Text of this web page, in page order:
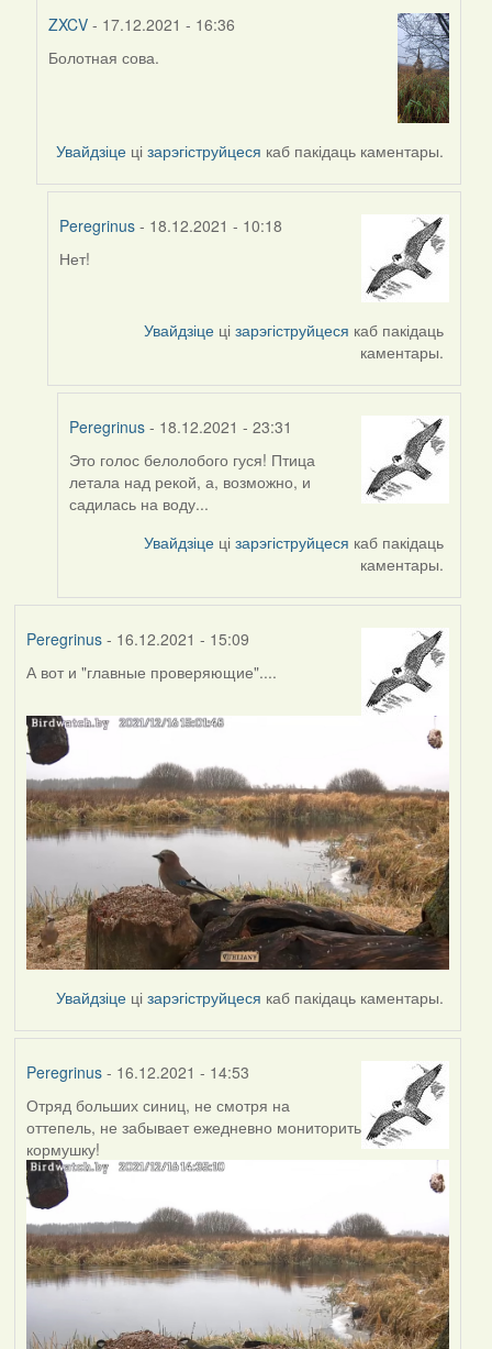
ZXCV - 17.12.2021 - 16:36
In
Peregrinus
Болотная сова.
Увайдзіце цізарэгіструйцеся каб пакідаць каментары.
Peregrinus- 18.12.2021 - 10:18
In
Нет!
Увайдзіце цізарэгіструйцеся каб пакідаць
каментары.
Peregrinus - 18.12.2021 - 23:31
In
reply
to
Это голос белолобого гуся! Птица
летала над рекой, а, возможно, и
садилась на воду...
Увайдзіце цізарэгіструйцеся каб пакідаць
каментары.
Peregrinus- 16.12.2021 - 15:09
А вот и "главные проверяющие"....
Увайдзіце цізарэгіструйцеся каб пакідаць каментары.
Peregrinus- 16.12.2021 - 14:53
Отряд больших синиц, не смотря на
оттепель, не забывает ежедневно мониторить
кормушку!